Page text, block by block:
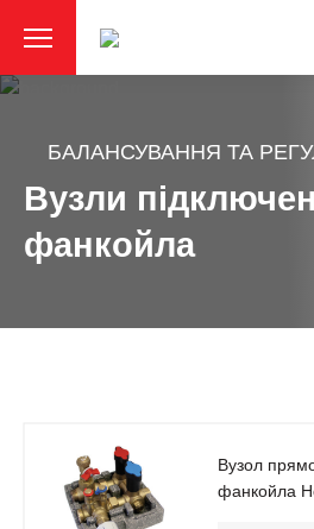
БАЛАНСУВАННЯ ТА
Вузли
фанкойла
Вузол
фанкойла